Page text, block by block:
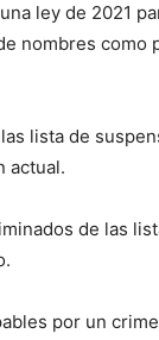
ley de 2021
nombres como
lista de
actual.
de las
por un